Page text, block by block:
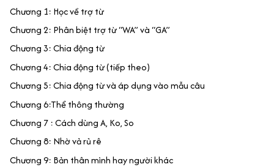
Chương 1: Học về trợ từ
Chương 2: Phân biệt trợ từ “WA” và “GA”
Chương 3: Chia động từ
Chương 4: Chia động từ (tiếp theo)
Chương 5: Chia động từ và áp dụng vào mẫu câu
Chương 6:Thể thông thường
Chương 7 : Cách dùng A, Ko, So
Chương 8: Nhờ vả rủ rê
Chương 9: Bản thân mình hay người khác